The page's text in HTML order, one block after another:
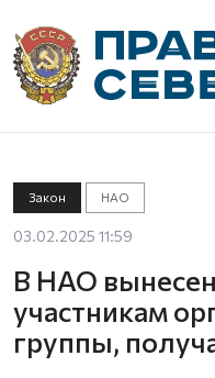
Закон НАО
03.02.2025 11:59
В НАО
участникам
группы,